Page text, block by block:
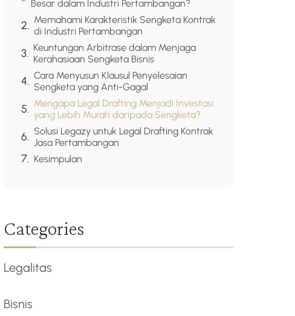
Besar dalam Industri Pertambangan?
Memahami Karakteristik Sengketa Kontrak
di Industri Pertambangan
Keuntungan Arbitrase dalam Menjaga
Kerahasiaan Sengketa Bisnis
Cara Menyusun Klausul Penyelesaian
Sengketa yang Anti-Gagal
Mengapa Legal Drafting Menjadi Investasi
yang Lebih Murah daripada Sengketa?
Solusi Legazy untuk Legal Drafting Kontrak
Jasa Pertambangan
Kesimpulan
Categories
Legalitas
Bisnis